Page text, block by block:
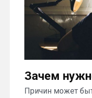
Зачем
Причин может